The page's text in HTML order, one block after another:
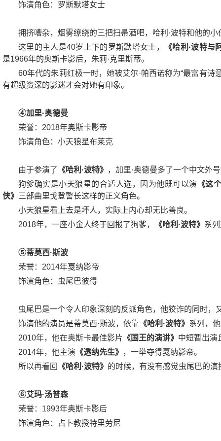
饰演角色：罗斯默塔女士
拥挤嘈杂，烟雾缭绕的三把扫帚酒吧，哈利·波特和他的
这里的主人是40岁上下的罗斯默塔女士，
《哈利·波特与
是1966年的奥斯卡影后，朱莉·克里斯蒂。
60年代的朱莉红极一时，她被艾尔·帕西诺称为“最富有
有超级资深的影迷才会对她有印象。
④加里·奥德曼
荣誉：2018年奥斯卡影帝
饰演角色：小天狼星布莱克
由于参演了 《哈利·波特》 ，加里·奥德曼多了一个中文外号
狗爹确实是小天狼星的合适人选，因为他既可以演 《这
侠》 三部曲里戈登警长这样的正义角色。
小天狼星看上去是坏人，实际上内心却无比善良。
2018年，一座小金人终于回报了狗爹，
《哈利·波特》 系
⑤蒂莫西·斯波
荣誉：2014年戛纳影帝
饰演角色：虫尾巴彼得
虫尾巴是一个令人印象深刻的反派角色，他狡诈的同时，
饰演他的演员是蒂莫西·斯波，依靠 《哈利·波特》 系列，
2010年，他在奥斯卡最佳影片 《国王的演讲》 中短暂出演
2014年，他主演 《透纳先生》 ，一举夺得戛纳影帝。
所以再看回
《哈利·波特》 的时候，有没有感觉虫尾巴的演
⑥艾玛·汤普森
荣誉：1993年奥斯卡影后
饰演角色：占卜教授特里劳尼